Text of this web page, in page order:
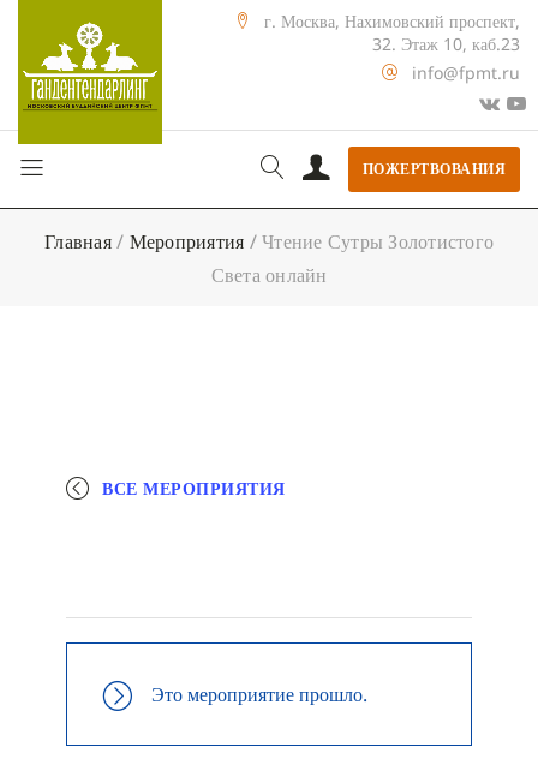
г. Москва, Нахимовский проспект,
32. Этаж 10, каб.23
info@fpmt.ru
ПОЖЕРТВОВАНИЯ
Главная/ Мероприятия /Чтение Сутры Золотистого
Света онлайн
ВСЕ МЕРОПРИЯТИЯ
Это мероприятие прошло.